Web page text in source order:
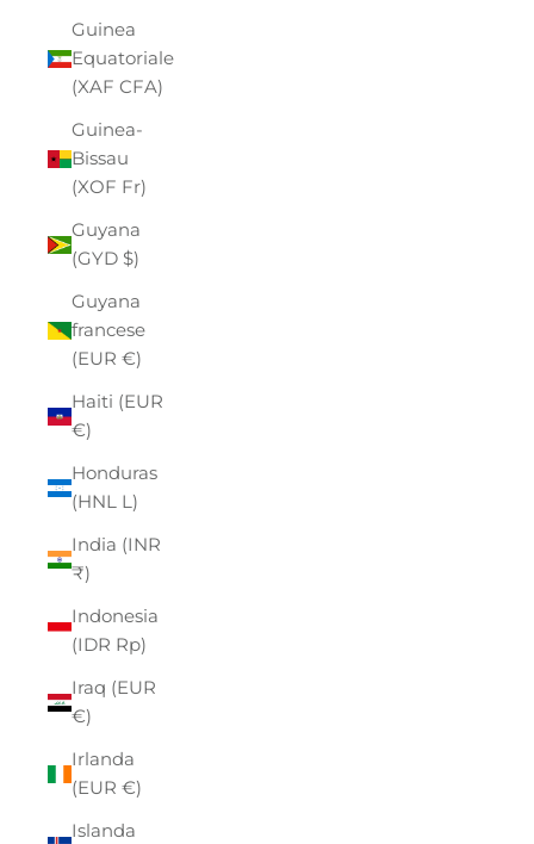
Guinea
Equatoriale
(XAF CFA)
Guinea-
Bissau
(XOF Fr)
Guyana
(GYD $)
Guyana
francese
(EUR €)
Haiti (EUR
€)
Honduras
(HNL L)
India (INR
₹)
Indonesia
(IDR Rp)
Iraq (EUR
€)
Irlanda
(EUR €)
Islanda